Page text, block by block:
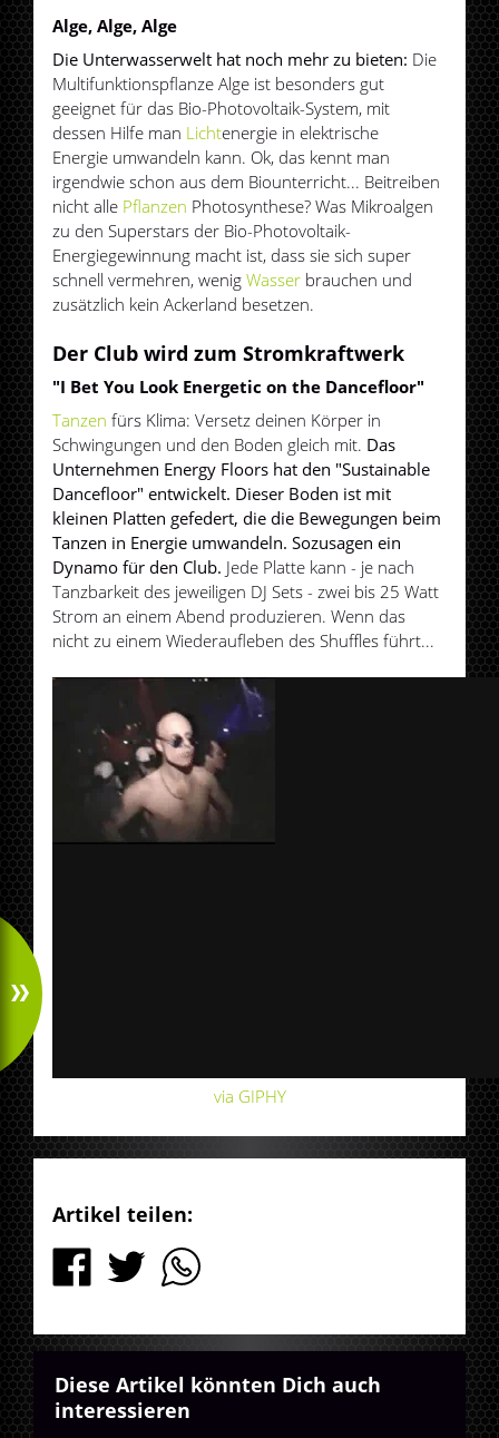
Alge, Alge, Alge
Die Unterwasserwelt hat noch mehr zu bieten: Die
Multifunktionspflanze Alge ist besonders gut
geeignet für das Bio-Photovoltaik-System, mit
dessen Hilfe man Lichtenergie in elektrische
Energie umwandeln kann. Ok, das kennt man
irgendwie schon aus dem Biounterricht... Beitreiben
nicht alle Pflanzen Photosynthese? Was Mikroalgen
zu den Superstars der Bio-Photovoltaik-
Energiegewinnung macht ist, dass sie sich super
schnell vermehren, wenig Wasser brauchen und
zusätzlich kein Ackerland besetzen.
Der Club wird zum Stromkraftwerk
"I Bet You Look Energetic on the Dancefloor"
Tanzen fürs Klima: Versetz deinen Körper in
Schwingungen und den Boden gleich mit. Das
Unternehmen Energy Floors hat den "Sustainable
Dancefloor" entwickelt. Dieser Boden ist mit
kleinen Platten gefedert, die die Bewegungen beim
Tanzen in Energie umwandeln. Sozusagen ein
Dynamo für den Club. Jede Platte kann - je nach
Tanzbarkeit des jeweiligen DJ Sets - zwei bis 25 Watt
Strom an einem Abend produzieren. Wenn das
nicht zu einem Wiederaufleben des Shuffles führt...
via GIPHY
Artikel teilen:
Diese Artikel könnten Dich auch
interessieren